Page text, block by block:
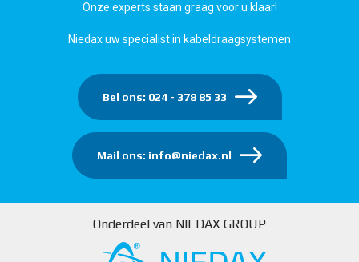
Onze experts staan graag voor u klaar!
Niedax uw specialist in kabeldraagsystemen
Bel ons: 024 - 378 85 33
Mail ons: info@niedax.nl
Onderdeel van NIEDAX GROUP